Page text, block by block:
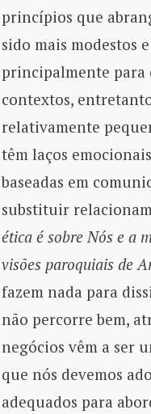
princípios que
sido mais modestos
principalmente para
contextos,
relativamente
têm laços
baseadas em
substituir
ética é sobre Nós e a
visões paroquiais de
fazem nada para
não percorre bem,
negócios vêm a ser
que nós devemos
adequados para